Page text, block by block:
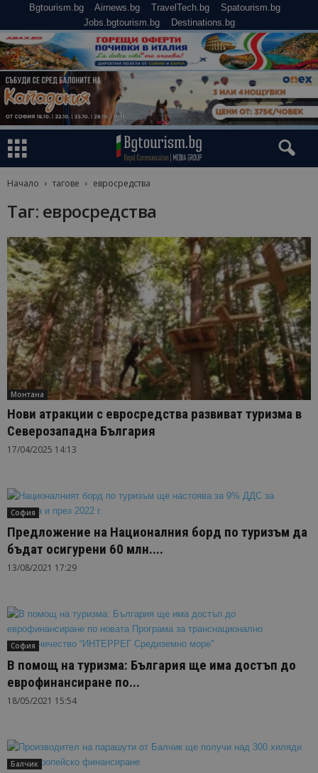
Bgtourism.bg Airnews.bg TravelTech.bg
Spatourism.bg
Jobs.bgtourism.bg
Destinations.bg
Начало тагове евросредства
Таг: евросредства
Монтана
Нови атракции с евросредства развиват туризма в
Северозападна България
17/04/2025 14:13
София
Предложение на Националния борд по туризъм да
бъдат осигурени 60 млн....
13/08/2021 17:29
София
В помощ на туризма: България ще има достъп до
еврофинансиране по...
18/05/2021 15:54
Балчик